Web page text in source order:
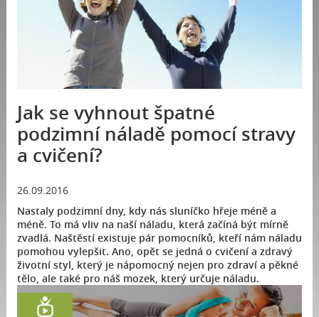
Jak se vyhnout špatné
podzimní náladě pomocí stravy
a cvičení?
26.09.2016
Nastaly podzimní dny, kdy nás sluníčko hřeje méně a
méně. To má vliv na naší náladu, která začíná být mírně
zvadlá. Naštěstí existuje pár pomocníků, kteří nám náladu
pomohou vylepšit. Ano, opět se jedná o cvičení a zdravý
životní styl, který je nápomocný nejen pro zdraví a pěkné
tělo, ale také pro náš mozek, který určuje náladu.